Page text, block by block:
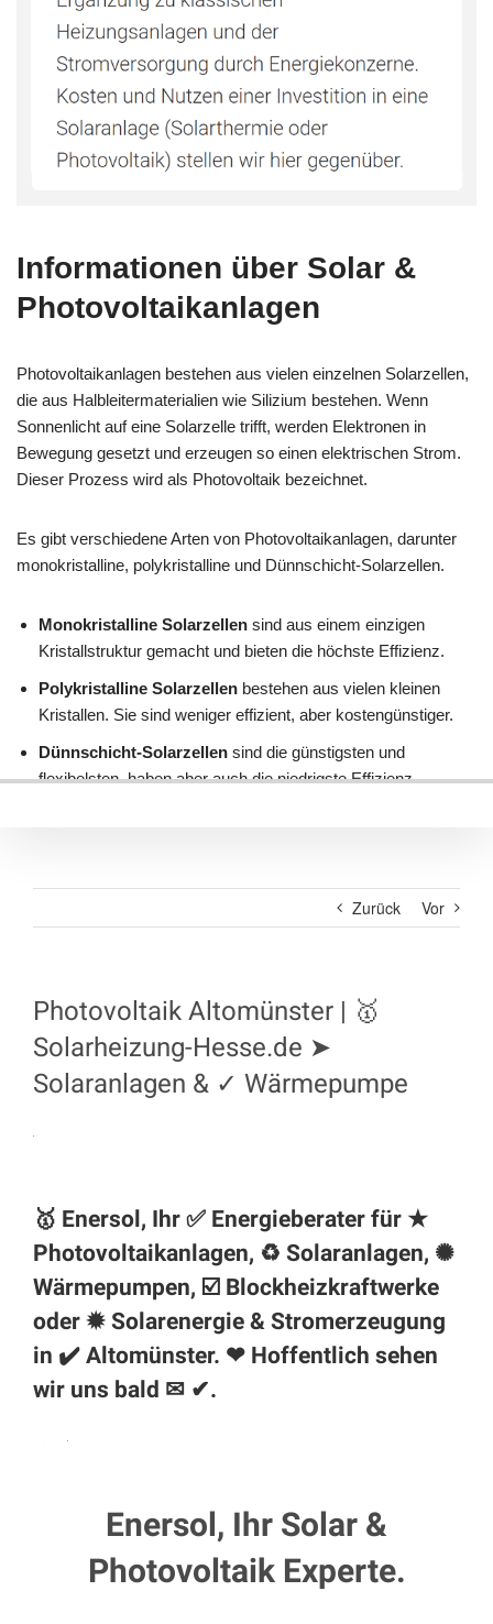
Zurück Vor
Photovoltaik Altomünster | 🥇
Solarheizung-Hesse.de ➤
Solaranlagen & ✓ Wärmepumpe
🥇 Enersol, Ihr ✅ Energieberater für ★
Photovoltaikanlagen, ♻ Solaranlagen, ✺
Wärmepumpen, ☑️ Blockheizkraftwerke
oder ✹ Solarenergie & Stromerzeugung
in ✔️ Altomünster. ❤ Hoffentlich sehen
wir uns bald ✉ ✔.
Enersol, Ihr Solar &
Photovoltaik Experte.